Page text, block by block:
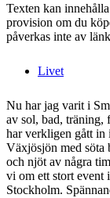
Texten kan
provision om du
påverkas inte av
Livet
Nu har jag varit i
av sol, bad, träning,
har verkligen gått in
Växjösjön med söta
och njöt av några
vi om ett stort event
Stockholm.